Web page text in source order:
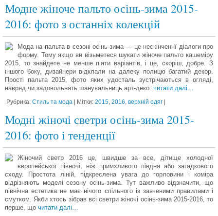
Модне жіноче пальто осінь-зима 2015-
2016: фото з останніх колекцій
Мода на пальта в сезоні осінь-зима — це нескінченнї діалоги про
форму. Тому якщо ви візьметеся шукати жіноче пальто кашеміру
2015, то знайдете не менше п’яти варіантів, і це, скоріш, добре. З
іншого боку, дизайнери відклали на далеку полицю багатий декор.
Прості пальта 2015, фото яких удосталь зустрічаються в огляді,
навряд чи задовольнять шанувальниць арт-деко. читати далі…
Рубрика: Стиль та мода | Мітки: 2015, 2016, верхній одяг
Модні жіночі светри осінь-зима 2015-
2016: фото і тенденції
Жіночий светр 2016 це, швидше за все, дітище холодної
європейської півночі, ніж примхливого півдня або загадкового
сходу. Простота ліній, підкреслена увага до горловини і коміра
відрізняють моделі сезону осінь-зима. Тут важливо відзначити, що
північна естетика не має нічого спільного із завченими правилами і
смутком. Якби хтось зібрав всі светри жіночі осінь-зима 2015-2016, то
перше, що читати далі…